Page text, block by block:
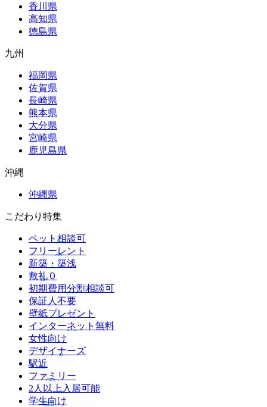
香川県
高知県
徳島県
九州
福岡県
佐賀県
長崎県
熊本県
大分県
宮崎県
鹿児島県
沖縄
沖縄県
こだわり特集
ペット相談可
フリーレント
新築・築浅
敷礼０
初期費用分割相談可
保証人不要
壁紙プレゼント
インターネット無料
女性向け
デザイナーズ
駅近
ファミリー
2人以上入居可能
学生向け